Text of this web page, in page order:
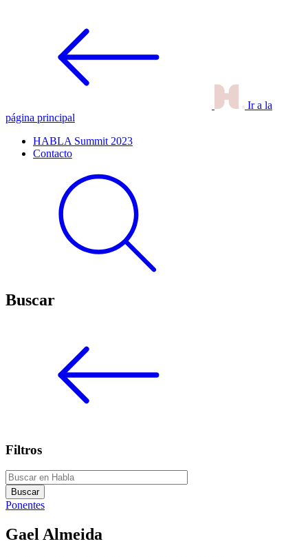
Ir a la
página principal
HABLA Summit 2023
Contacto
Buscar
Filtros
Ponentes
Gael Almeida